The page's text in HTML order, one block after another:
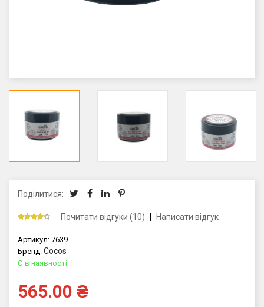
Поділитися:
Почитати відгуки (10) | Написати відгук
Артикул: 7639
Бренд: Cocos
Є в наявності
565.00 ₴